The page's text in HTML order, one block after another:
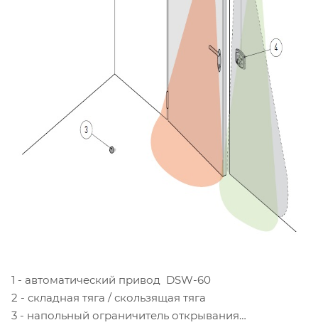
1 - автоматический привод DSW-60
2 - складная тяга / скользящая тяга
3 - напольный ограничитель открывания